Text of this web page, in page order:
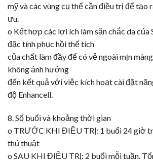
mỹ và các vùng cụ thể cần điều trị để tạo
ưu.
o Kết hợp các lợi ích làm săn chắc da của
đặc tính phục hồi thể tích
của chất làm đầy để có vẻ ngoài mịn
không ảnh hưởng
đến kết quả với việc kích hoạt cài đặt
độ Enhancell.
8. Số buổi và khoảng thời gian
o TRƯỚC KHI ĐIỀU TRỊ: 1 buổi 24 giờ
thủ thuật
o SAU KHI ĐIỀU TRỊ: 2 buổi mỗi tuần.